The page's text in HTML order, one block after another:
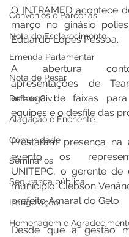
Convênios e Parcerias
Nota de Esclarecimento
Emenda Parlamentar
Nota de Pesar
Defesa Civil
Alagação e Enchente
Comunidade
Seminários
Segurança pública
Inauguração
Homenagem e
O INTRAMED acontece
março no ginásio
Eduardo Lopes Pessoa.
A abertura
apresentações de
entrega de faixas
equipes e o desfile das
Prestaram presença na
evento os
UNITEPC, o gerente de
município Clebson
prefeito Amaral do Gelo.
Desde que a gestão